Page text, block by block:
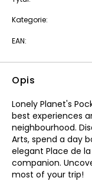
Kategorie:
EAN:
Opis
Lonely Planet's
best experiences
neighbourhood.
Arts, spend a day
elegant Place de
companion.
most of your trip!